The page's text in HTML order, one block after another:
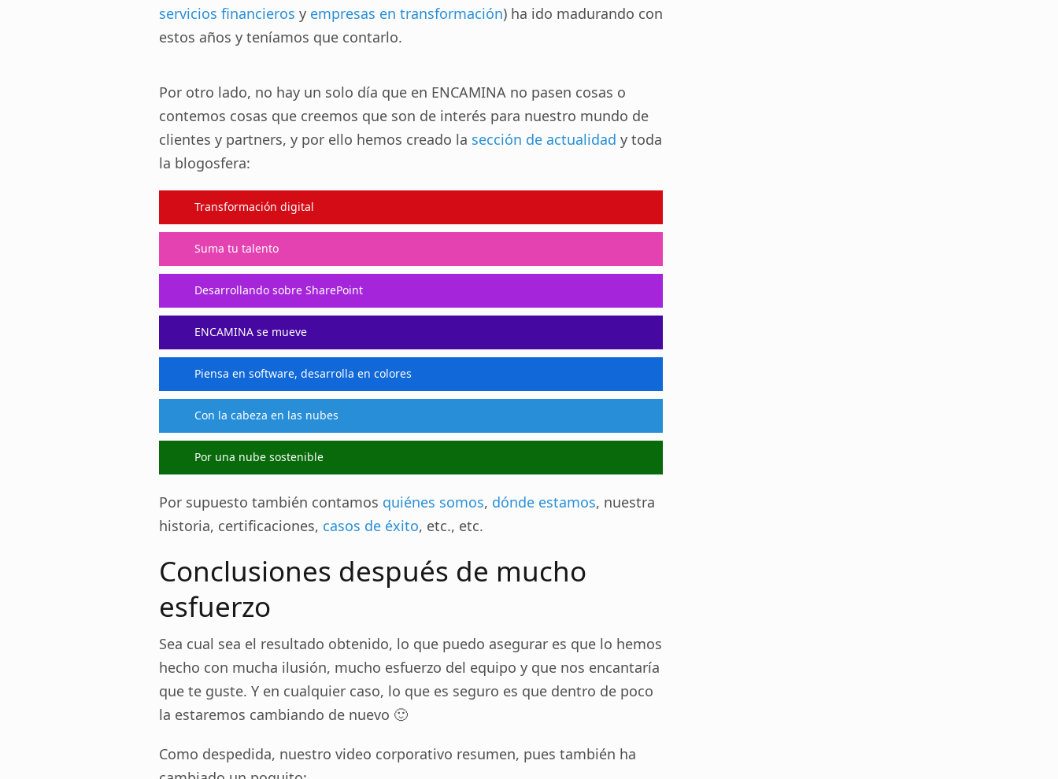
servicios financieros y empresas en transformación) ha ido madurando con
estos años y teníamos que contarlo.
Por otro lado, no hay un solo día que en ENCAMINA no pasen cosas o
contemos cosas que creemos que son de interés para nuestro mundo de
clientes y partners, y por ello hemos creado la sección de actualidad y toda
la blogosfera:
Transformación digital
Suma tu talento
Desarrollando sobre SharePoint
ENCAMINA se mueve
Piensa en software, desarrolla en colores
Con la cabeza en las nubes
Por una nube sostenible
Por supuesto también contamos quiénes somos, dónde estamos, nuestra
historia, certificaciones, casos de éxito, etc., etc.
Conclusiones después de mucho
esfuerzo
Sea cual sea el resultado obtenido, lo que puedo asegurar es que lo hemos
hecho con mucha ilusión, mucho esfuerzo del equipo y que nos encantaría
que te guste. Y en cualquier caso, lo que es seguro es que dentro de poco
la estaremos cambiando de nuevo 🙂
Como despedida, nuestro video corporativo resumen, pues también ha